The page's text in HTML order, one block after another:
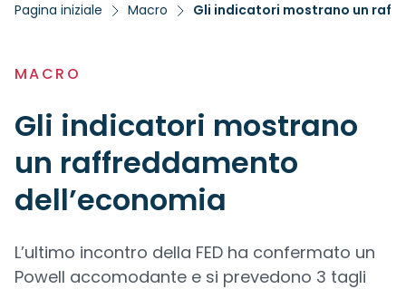
Pagina iniziale Macro Gli indicatori mostrano un
MACRO
Gli indicatori mostrano
un raffreddamento
dell’economia
L’ultimo incontro della FED ha confermato un
Powell accomodante e si prevedono 3 tagli